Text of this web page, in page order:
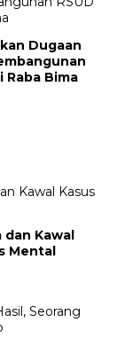
Dugaan
Raba Bima
dan Kawal
Mental